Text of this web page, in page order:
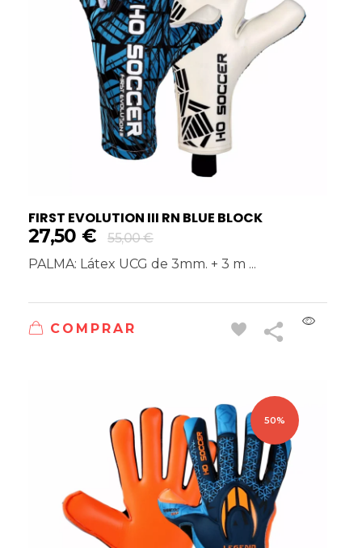
FIRST EVOLUTION III RN BLUE BLOCK
27,50 € 55,00€
PALMA: Látex UCG de 3mm. + 3 m ...
COMPRAR
50%